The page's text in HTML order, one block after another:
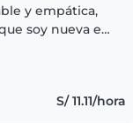
y empática,
soy nueva en
S/ 11.11/hora